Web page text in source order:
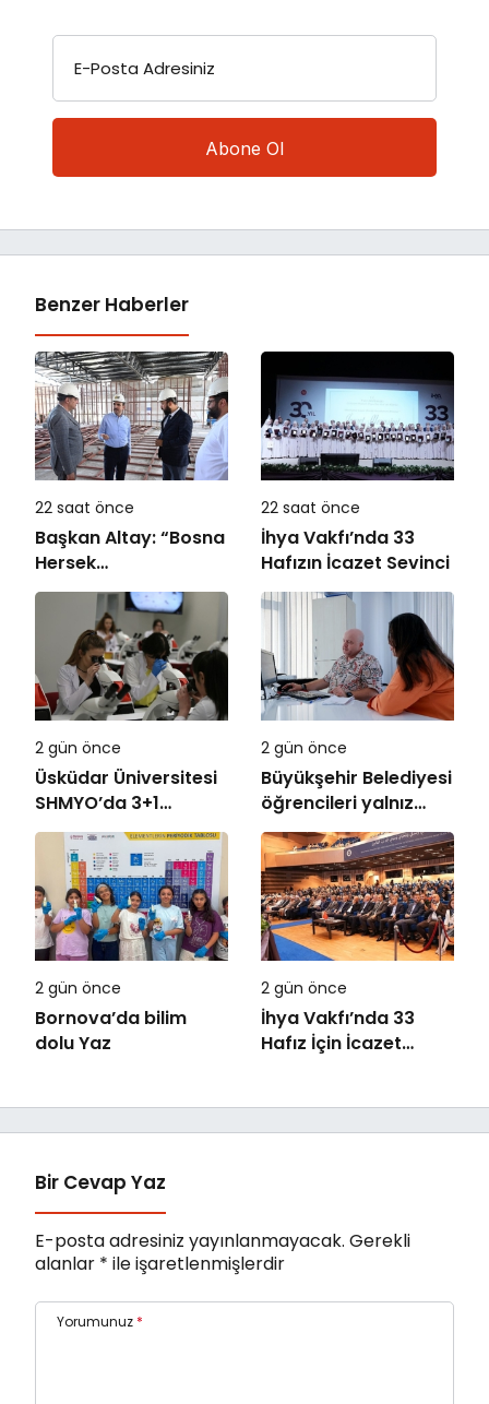
E-Posta Adresiniz
Benzer Haberler
22 saat önce
Başkan Altay: “Bosna
Hersek
Mahallesi’ndeki
Gençlerimiz İçin Lise
Medeniyet Akademisi
İnşa Ediyoruz”
22 saat önce
İhya Vakfı’nda 33
Hafızın İcazet Sevinci
2 gün önce
Üsküdar Üniversitesi
SHMYO’da 3+1
dönemi başlıyor!
2 gün önce
Büyükşehir Belediyesi
öğrencileri yalnız
bırakmıyor
2 gün önce
Bornova’da bilim
dolu Yaz
2 gün önce
İhya Vakfı’nda 33
Hafız İçin İcazet
Bir Cevap Yaz
E-posta adresiniz yayınlanmayacak. Gerekli
alanlar * ile işaretlenmişlerdir
Yorumunuz *